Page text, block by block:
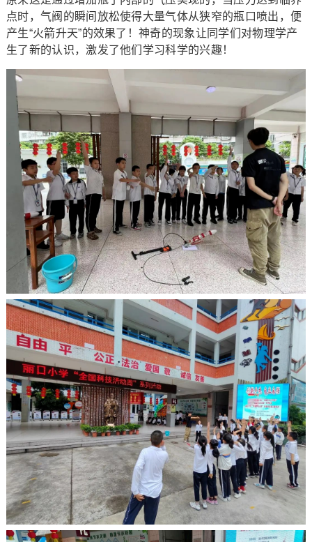
点时，气阀的瞬间放松使得大量气体从狭窄的瓶口喷出，便
产生“火箭升天”的效果了！神奇的现象让同学们对物理学产
生了新的认识，激发了他们学习科学的兴趣！